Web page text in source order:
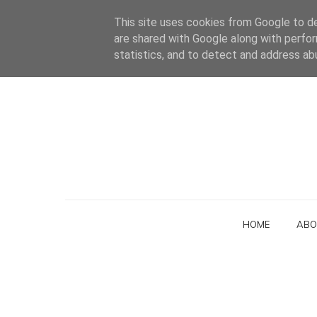
HOME
This site uses cookies from Google to
are shared with Google along with
statistics, and to detect and address